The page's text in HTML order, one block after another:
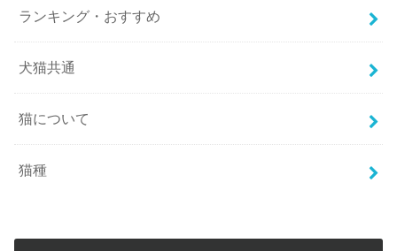
ランキング・おすすめ
犬猫共通
猫について
猫種